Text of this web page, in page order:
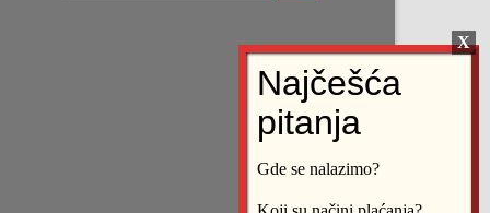
Gde se nalazimo?